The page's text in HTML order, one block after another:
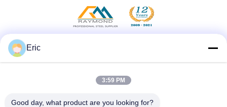
त्वरित संपर्क करें
Eric
3:59 PM
Good day, what product are you looking for?